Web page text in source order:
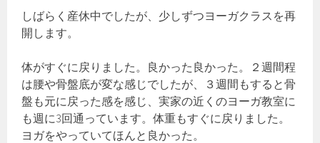
しばらく産休中でしたが、少しずつヨーガクラスを再
開します。
体がすぐに戻りました。良かった良かった。２週間程
は腰や骨盤底が変な感じでしたが、３週間もすると骨
盤も元に戻った感を感じ、実家の近くのヨーガ教室に
も週に3回通っています。体重もすぐに戻りました。
ヨガをやっていてほんと良かった。